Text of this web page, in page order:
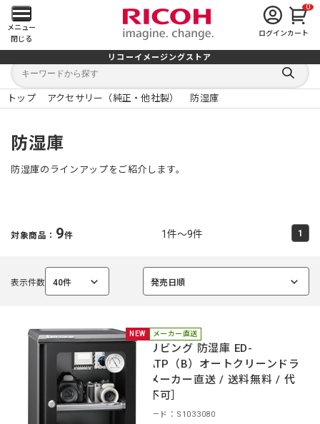
メ
イ
ン
メ
ニ
ュ
を
く
メニュー
閉じる
ログイン
0
カート
リコーイメージングストア
キ
ワ
ー
キ
検
索
る
トップ アクセサリー（純正・他社製） 防湿庫
防湿庫
防湿庫のラインアップをご紹介します。
対象商品： 9件 1件～9件 1
表示件数 40件
選
発売日順
選
NEW メーカー直送
東洋リビング 防湿庫 ED-
41CATP（B）オートクリーンドラ
イ［メーカー直送 / 送料無料 / 代
引き不可］
商品コード：S1033080